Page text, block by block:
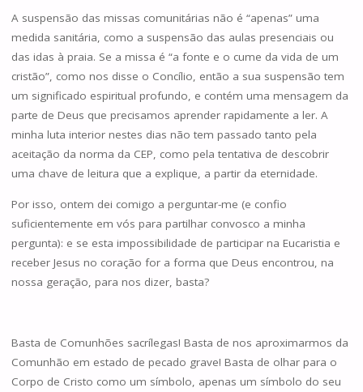
A suspensão das missas comunitárias não é “apenas” uma
medida sanitária, como a suspensão das aulas presenciais ou
das idas à praia. Se a missa é “a fonte e o cume da vida de um
cristão”, como nos disse o Concílio, então a sua suspensão tem
um significado espiritual profundo, e contém uma mensagem da
parte de Deus que precisamos aprender rapidamente a ler. A
minha luta interior nestes dias não tem passado tanto pela
aceitação da norma da CEP, como pela tentativa de descobrir
uma chave de leitura que a explique, a partir da eternidade.
Por isso, ontem dei comigo a perguntar-me (e confio
suficientemente em vós para partilhar convosco a minha
pergunta): e se esta impossibilidade de participar na Eucaristia e
receber Jesus no coração for a forma que Deus encontrou, na
nossa geração, para nos dizer, basta?
Basta de Comunhões sacrílegas! Basta de nos aproximarmos da
Comunhão em estado de pecado grave! Basta de olhar para o
Corpo de Cristo como um símbolo, apenas um símbolo do seu